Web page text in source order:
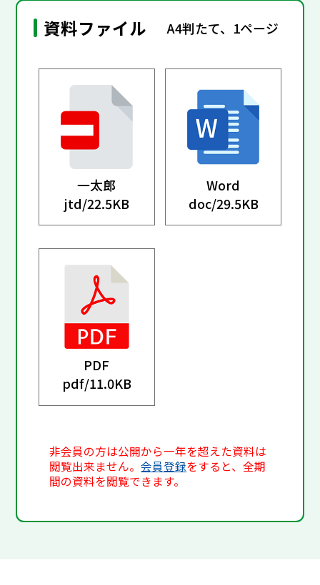
資料ファイル A4判たて、1ページ
一太郎
jtd/22.5KB
Word
doc/29.5KB
PDF
pdf/11.0KB
非会員の方は公開から一年を超えた資料は
閲覧出来ません。会員登録をすると、全期
間の資料を閲覧できます。